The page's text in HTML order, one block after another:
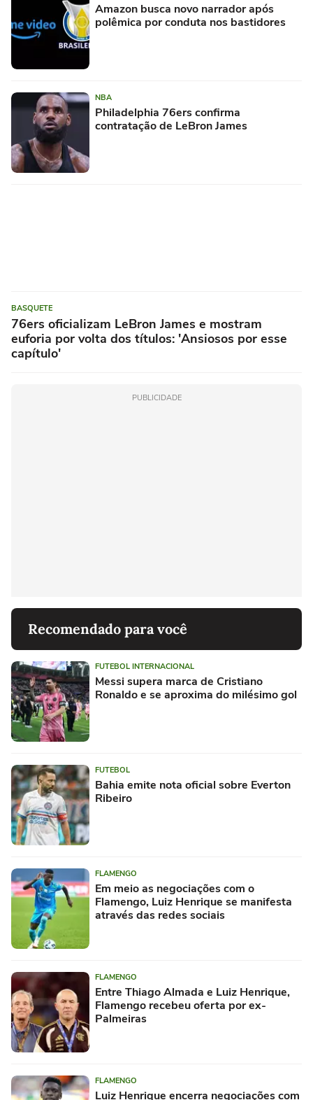
Amazon busca novo narrador após
polêmica por conduta nos bastidores
NBA
Philadelphia 76ers confirma
contratação de LeBron James
BASQUETE
76ers oficializam LeBron James e mostram
euforia por volta dos títulos: 'Ansiosos por esse
capítulo'
PUBLICIDADE
Recomendado para você
FUTEBOL INTERNACIONAL
Messi supera marca de Cristiano
Ronaldo e se aproxima do milésimo gol
FUTEBOL
Bahia emite nota oficial sobre Everton
Ribeiro
FLAMENGO
Em meio as negociações com o
Flamengo, Luiz Henrique se manifesta
através das redes sociais
FLAMENGO
Entre Thiago Almada e Luiz Henrique,
Flamengo recebeu oferta por ex-
Palmeiras
FLAMENGO
Luiz Henrique encerra negociações com